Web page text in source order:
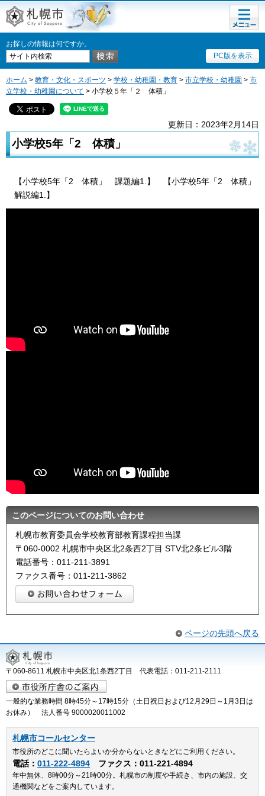
札幌市
お探しの情報は何ですか。
PC版を表示
メニュ
ー
ホーム > 教育・文化・スポーツ > 学校・幼稚園・教育 > 市立学校・幼稚園 > 市
立学校・幼稚園について > 小学校５年「２ 体積」
更新日：2023年2月14日
小学校5年「2 体積」
【小学校5年「2 体積」 課題編1.】 【小学校5年「2 体積」
解説編1.】
このページについてのお問い合わせ
札幌市教育委員会学校教育部教育課程担当課
〒060-0002 札幌市中央区北2条西2丁目 STV北2条ビル3階
電話番号：011-211-3891
ファクス番号：011-211-3862
ページの先頭へ戻る
〒060-8611 札幌市中央区北1条西2丁目 代表電話：011-211-2111
一般的な業務時間 8時45分～17時15分（土日祝日および12月29日～1月3日は
お休み） 法人番号 9000020011002
札幌市コールセンター
市役所のどこに聞いたらよいか分からないときなどにご利用ください。
電話： 011-222-4894 ファクス：011-221-4894
年中無休、8時00分～21時00分。札幌市の制度や手続き、市内の施設、交
通機関などをご案内しています。